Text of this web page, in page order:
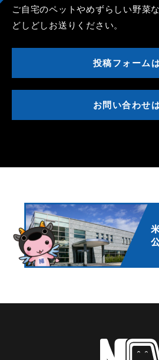
ご自宅のペットやめずらしい野菜
どしどしお送りください。
投稿フォーム
お問い合わせ